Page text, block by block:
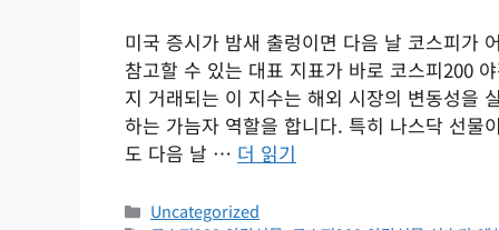
미국 증시가 밤새 출렁이면 다음 날 코스피가
참고할 수 있는 대표 지표가 바로 코스피200
지 거래되는 이 지수는 해외 시장의 변동성을
하는 가늠자 역할을 합니다. 특히 나스닥 선물
도 다음 날 … 더 읽기
카
Uncategorized